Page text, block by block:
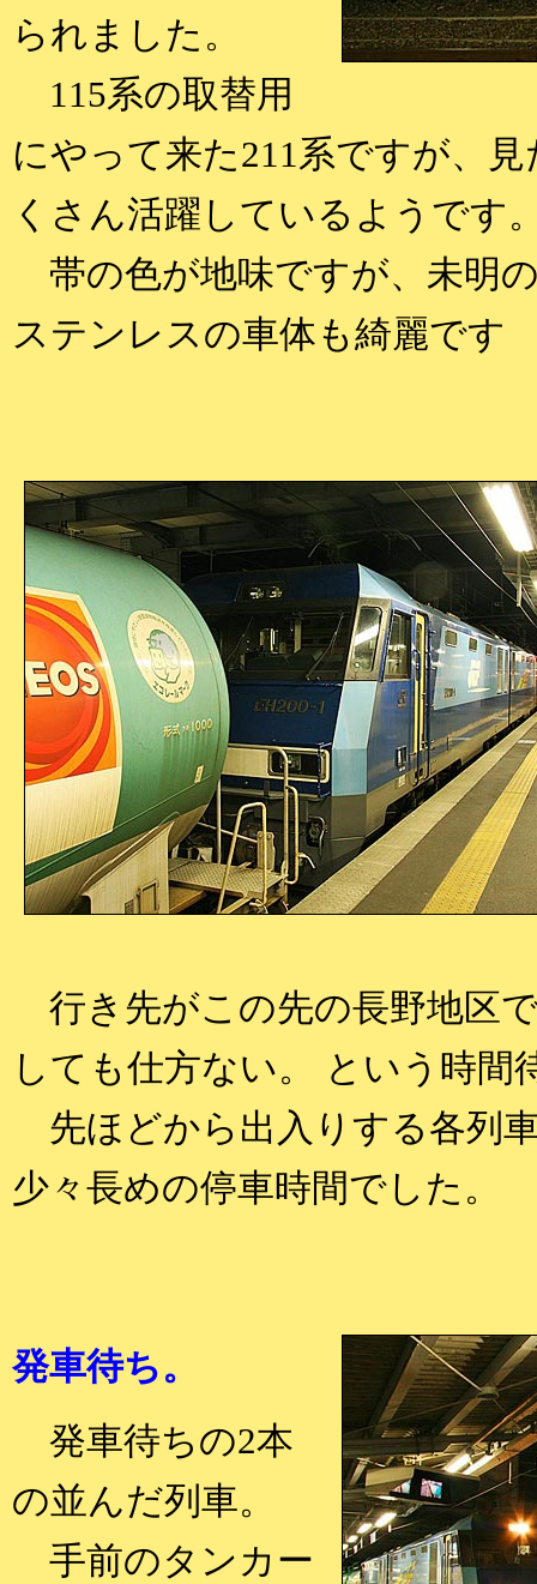
られました。
115系の取替用
にやって来た211系ですが、
くさん活躍しているようです
帯の色が地味ですが、未明
ステンレスの車体も綺麗です
行き先がこの先の長野地区
しても仕方ない。 という時間
先ほどから出入りする各列
少々長めの停車時間でした。
発車待ち。
発車待ちの2本
の並んだ列車。
手前のタンカー